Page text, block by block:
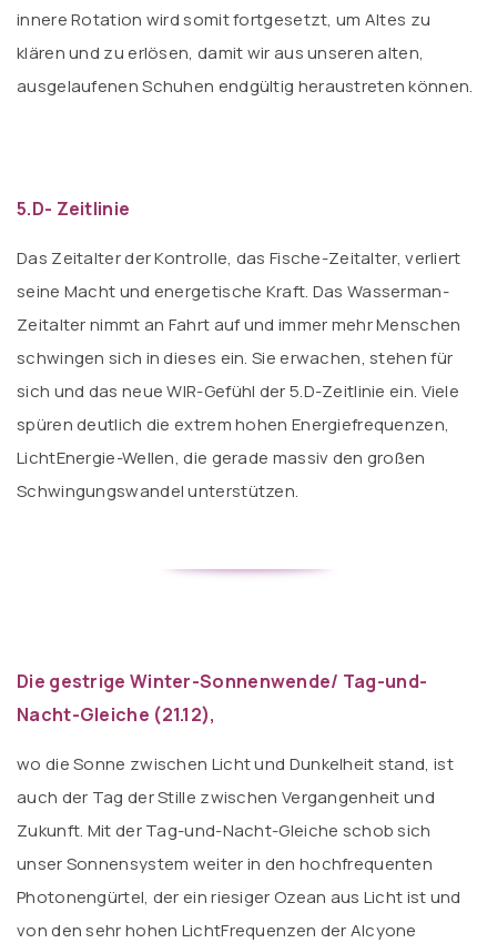
innere Rotation wird somit fortgesetzt, um Altes zu
klären und zu erlösen, damit wir aus unseren alten,
ausgelaufenen Schuhen endgültig heraustreten können.
5.D- Zeitlinie
Das Zeitalter der Kontrolle, das Fische-Zeitalter, verliert
seine Macht und energetische Kraft. Das Wasserman-
Zeitalter nimmt an Fahrt auf und immer mehr Menschen
schwingen sich in dieses ein. Sie erwachen, stehen für
sich und das neue WIR-Gefühl der 5.D-Zeitlinie ein. Viele
spüren deutlich die extrem hohen Energiefrequenzen,
LichtEnergie-Wellen, die gerade massiv den großen
Schwingungswandel unterstützen.
Die gestrige Winter-Sonnenwende/ Tag-und-
Nacht-Gleiche (21.12),
wo die Sonne zwischen Licht und Dunkelheit stand, ist
auch der Tag der Stille zwischen Vergangenheit und
Zukunft. Mit der Tag-und-Nacht-Gleiche schob sich
unser Sonnensystem weiter in den hochfrequenten
Photonengürtel, der ein riesiger Ozean aus Licht ist und
von den sehr hohen LichtFrequenzen der Alcyone